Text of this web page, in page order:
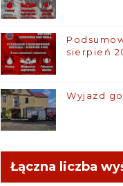
sierpień
Wyjazd
Łączna liczba